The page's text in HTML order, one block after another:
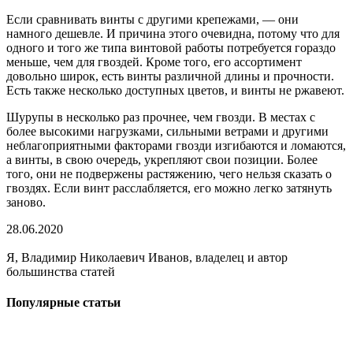
Если сравнивать винты с другими крепежами, — они
намного дешевле. И причина этого очевидна, потому что для
одного и того же типа винтовой работы потребуется гораздо
меньше, чем для гвоздей. Кроме того, его ассортимент
довольно широк, есть винты различной длины и прочности.
Есть также несколько доступных цветов, и винты не ржавеют.
Шурупы в несколько раз прочнее, чем гвозди. В местах с
более высокими нагрузками, сильными ветрами и другими
неблагоприятными факторами гвозди изгибаются и ломаются,
а винты, в свою очередь, укрепляют свои позиции. Более
того, они не подвержены растяжению, чего нельзя сказать о
гвоздях. Если винт расслабляется, его можно легко затянуть
заново.
28.06.2020
Я, Владимир Николаевич Иванов, владелец и автор
большинства статей
Популярные статьи